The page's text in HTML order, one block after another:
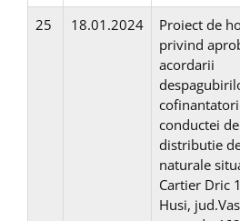
25 18.01.2024
Proiect de
privind
acordarii
conductei de
distributie
naturale
Cartier Dric
Husi,